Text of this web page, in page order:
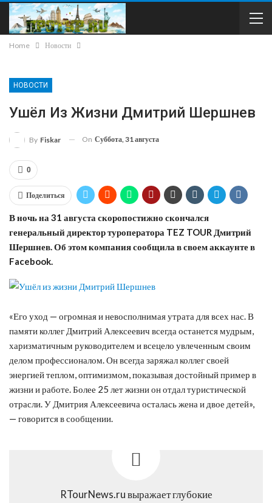
Home Новости
НОВОСТИ
Ушёл Из Жизни Дмитрий Шершнев
By Fiskar On Суббота, 31 августа
0
Поделиться
В ночь на 31 августа скоропостижно скончался
генеральный директор туроператора TEZ TOUR Дмитрий
Шершнев. Об этом компания сообщила в своем аккаунте в
Facebook.
«Его уход — огромная и невосполнимая утрата для всех нас. В
памяти коллег Дмитрий Алексеевич всегда останется мудрым,
харизматичным руководителем и всецело увлеченным своим
делом профессионалом. Он всегда заряжал коллег своей
энергией теплом, оптимизмом, показывая достойный пример в
жизни и работе. Более 25 лет жизни он отдал туристической
отрасли. У Дмитрия Алексеевича осталась жена и двое детей»,
— говорится в сообщении.
RTourNews.ru выражает глубокие